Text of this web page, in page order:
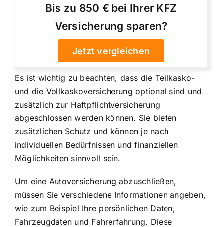
Bis zu 850 € bei Ihrer KFZ
Versicherung sparen?
Jetzt vergleichen
Es ist wichtig zu beachten, dass die Teilkasko-
und die Vollkaskoversicherung optional sind und
zusätzlich zur Haftpflichtversicherung
abgeschlossen werden können. Sie bieten
zusätzlichen Schutz und können je nach
individuellen Bedürfnissen und finanziellen
Möglichkeiten sinnvoll sein.
Um eine Autoversicherung abzuschließen,
müssen Sie verschiedene Informationen angeben,
wie zum Beispiel Ihre persönlichen Daten,
Fahrzeugdaten und Fahrerfahrung. Diese